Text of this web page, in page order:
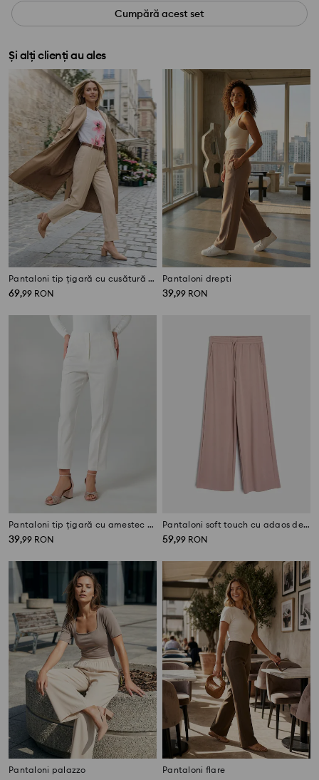
Cumpără acest set
Și alți clienți au ales
Pantaloni tip țigară cu cusătură pe margine și curea
69,99 RON
Pantaloni drepti
39,99 RON
Pantaloni tip țigară cu amestec de viscoză
39,99 RON
Pantaloni soft touch cu adaos de vâscoză
59,99 RON
Pantaloni palazzo Pantaloni flare